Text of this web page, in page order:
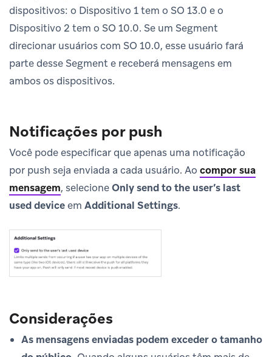
dispositivos: o Dispositivo 1 tem o SO 13.0 e o
Dispositivo 2 tem o SO 10.0. Se um Segment
direcionar usuários com SO 10.0, esse usuário fará
parte desse Segment e receberá mensagens em
ambos os dispositivos.
Notificações por push
Você pode especificar que apenas uma notificação
por push seja enviada a cada usuário. Ao compor sua
mensagem, selecioneOnly send to the user’s last
used deviceem Additional Settings.
Considerações
As mensagens enviadas podem exceder o tamanho